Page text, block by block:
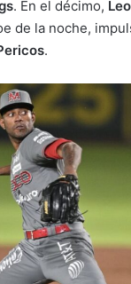
. En el décimo,
de la noche,
.